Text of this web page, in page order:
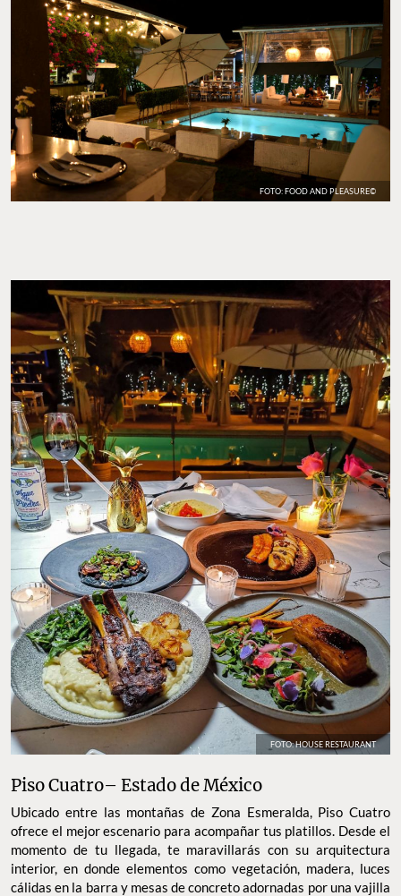
FOTO: FOOD AND PLEASURE©
FOTO: HOUSE RESTAURANT
Piso Cuatro– Estado de México
Ubicado entre las montañas de Zona Esmeralda, Piso Cuatro
ofrece el mejor escenario para acompañar tus platillos. Desde el
momento de tu llegada, te maravillarás con su arquitectura
interior, en donde elementos como vegetación, madera, luces
cálidas en la barra y mesas de concreto adornadas por una vajilla